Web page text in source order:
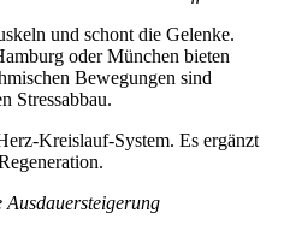
und schont die Gelenke.
oder München bieten
Bewegungen sind
Stressabbau.
Kreislauf-System. Es ergänzt